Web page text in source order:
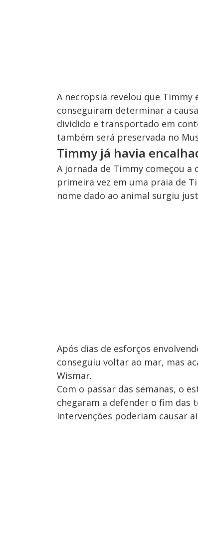
A necropsia revelou que Timmy
conseguiram determinar a
dividido e transportado em
também será preservada no
Timmy já havia
A jornada de Timmy começou a
primeira vez em uma praia de
nome dado ao animal surgiu
Após dias de esforços
conseguiu voltar ao mar, mas
Wismar.
Com o passar das semanas, o
chegaram a defender o fim das
intervenções poderiam causar